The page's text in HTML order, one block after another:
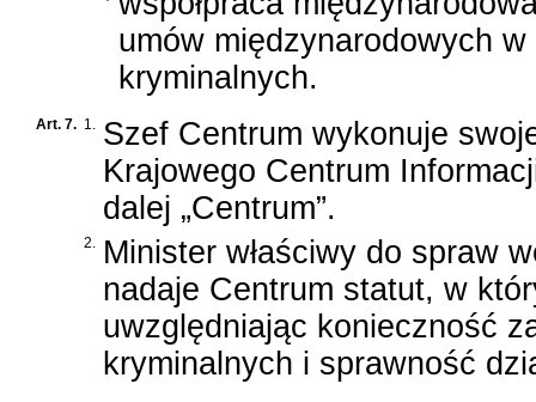
umów międzynarodowych
kryminalnych.
Art. 7. 1.
Szef Centrum wykonuje
Krajowego Centrum
dalej „Centrum”.
2.
Minister właściwy do spraw
nadaje Centrum statut, w
uwzględniając konieczność
kryminalnych i sprawność